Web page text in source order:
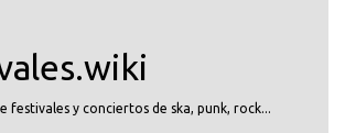
festivales y conciertos de ska, punk, rock...